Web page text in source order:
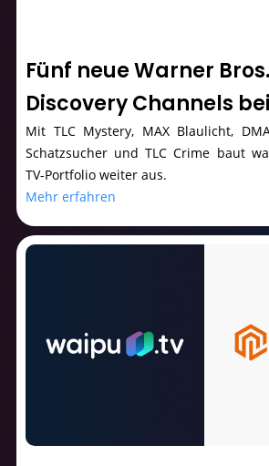
Fünf neue Warner Bros.
Discovery Channels
Mit TLC Mystery, MAX Blaulicht,
Schatzsucher und TLC Crime baut
TV-Portfolio weiter aus.
Mehr erfahren